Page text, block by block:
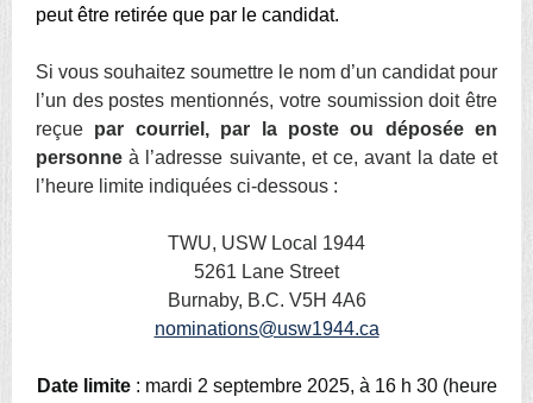
peut être retirée que par le candidat.
Si vous souhaitez soumettre le nom d’un candidat pour
l’un des postes mentionnés, votre soumission doit être
reçue par courriel, par la poste ou déposée en
personne à l’adresse suivante, et ce, avant la date et
l’heure limite indiquées ci-dessous :
TWU, USW Local 1944
5261 Lane Street
Burnaby, B.C. V5H 4A6
nominations@usw1944.ca
Date limite : mardi 2 septembre 2025, à 16 h 30 (heure